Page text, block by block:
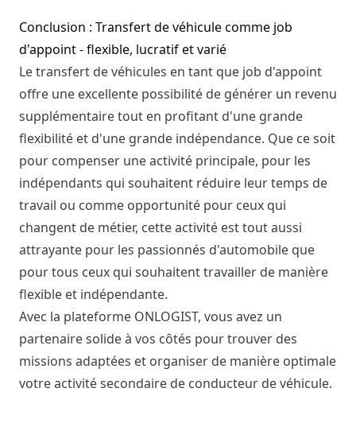
Conclusion : Transfert de véhicule comme job
d'appoint - flexible, lucratif et varié
Le transfert de véhicules en tant que job d'appoint
offre une excellente possibilité de générer un revenu
supplémentaire tout en profitant d'une grande
flexibilité et d'une grande indépendance. Que ce soit
pour compenser une activité principale, pour les
indépendants qui souhaitent réduire leur temps de
travail ou comme opportunité pour ceux qui
changent de métier, cette activité est tout aussi
attrayante pour les passionnés d'automobile que
pour tous ceux qui souhaitent travailler de manière
flexible et indépendante.
Avec la plateforme ONLOGIST, vous avez un
partenaire solide à vos côtés pour trouver des
missions adaptées et organiser de manière optimale
votre activité secondaire de conducteur de véhicule.